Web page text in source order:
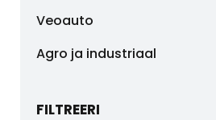
Veoauto
Agro ja industriaal
FILTREERI